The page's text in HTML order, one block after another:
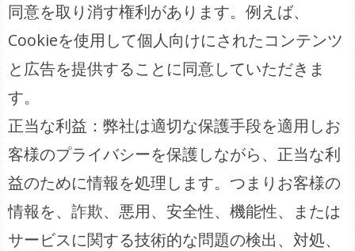
同意を取り消す権利があります。例えば、
Cookieを使用して個人向けにされたコンテンツ
と広告を提供することに同意していただきま
す。
正当な利益：弊社は適切な保護手段を適用しお
客様のプライバシーを保護しながら、正当な利
益のために情報を処理します。つまりお客様の
情報を、詐欺、悪用、安全性、機能性、または
サービスに関する技術的な問題の検出、対処、